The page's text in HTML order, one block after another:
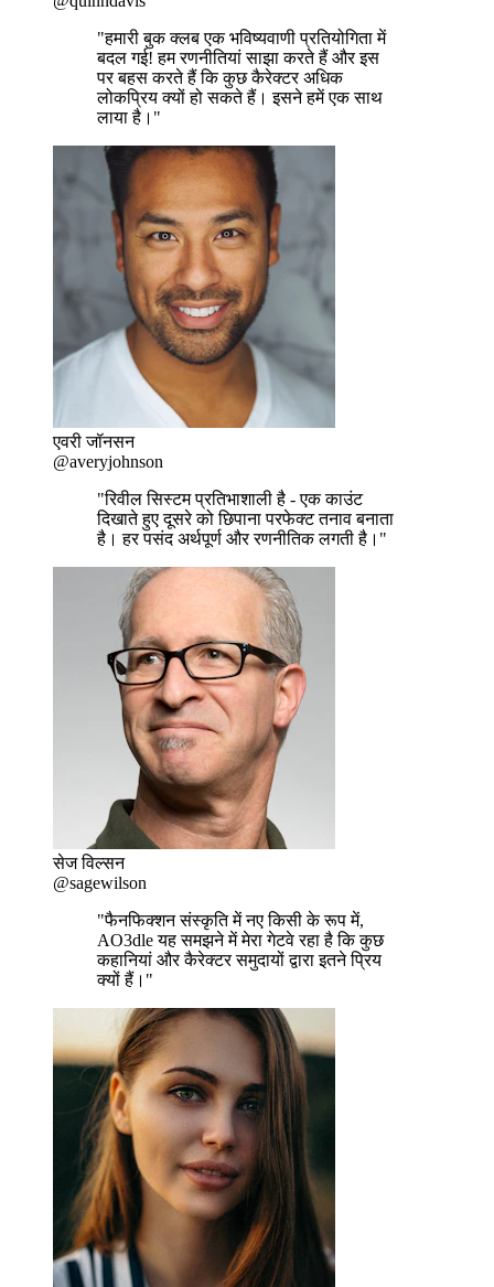
"हमारी बुक क्लब एक भविष्यवाणी प्रतियोगिता में
बदल गई! हम रणनीतियां साझा करते हैं और इस
पर बहस करते हैं कि कुछ कैरेक्टर अधिक
लोकप्रिय क्यों हो सकते हैं। इसने हमें एक साथ
लाया है।"
एवरी जॉनसन
@averyjohnson
"रिवील सिस्टम प्रतिभाशाली है - एक काउंट
दिखाते हुए दूसरे को छिपाना परफेक्ट तनाव बनाता
है। हर पसंद अर्थपूर्ण और रणनीतिक लगती है।"
सेज विल्सन
@sagewilson
"फैनफिक्शन संस्कृति में नए किसी के रूप में,
AO3dle यह समझने में मेरा गेटवे रहा है कि कुछ
कहानियां और कैरेक्टर समुदायों द्वारा इतने प्रिय
क्यों हैं।"